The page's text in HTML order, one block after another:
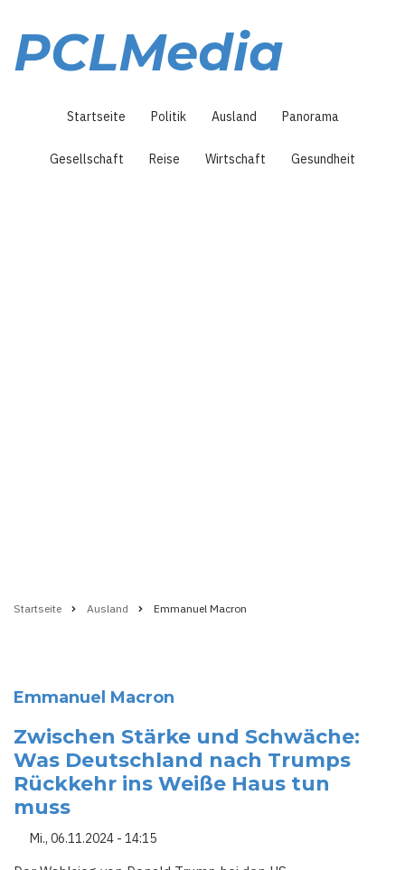
Inhalt
PCLMedia
Startseite Politik Ausland Panorama
Gesellschaft Reise Wirtschaft Gesundheit
Startseite Ausland Emmanuel Macron
Emmanuel Macron
Zwischen Stärke und Schwäche:
Was Deutschland nach Trumps
Rückkehr ins Weiße Haus tun
muss
Mi., 06.11.2024 - 14:15